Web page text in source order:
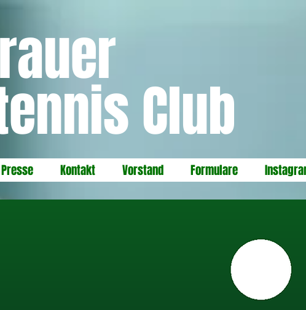
Club
Presse Kontakt Vorstand Formulare